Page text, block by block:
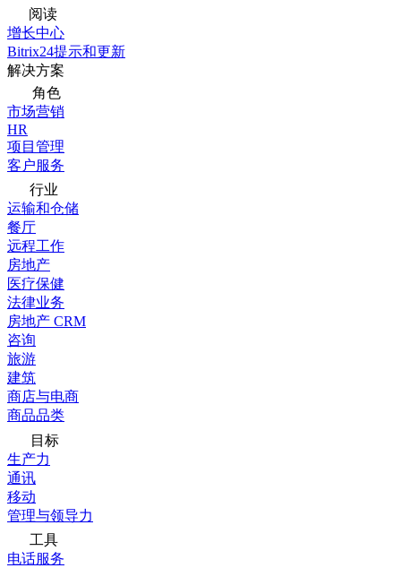
阅读
增长中心
Bitrix24提示和更新
解决方案
角色
市场营销
HR
项目管理
客户服务
行业
运输和仓储
餐厅
远程工作
房地产
医疗保健
法律业务
房地产 CRM
咨询
旅游
建筑
商店与电商
商品品类
目标
生产力
通讯
移动
管理与领导力
工具
电话服务